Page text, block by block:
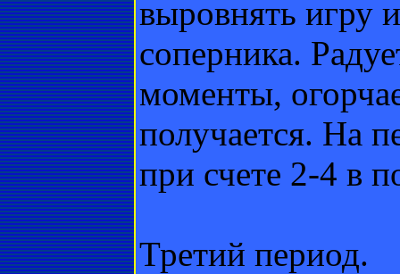
выровнять игру
соперника.
моменты,
получается. На
при счете 2-4 в
Третий период.